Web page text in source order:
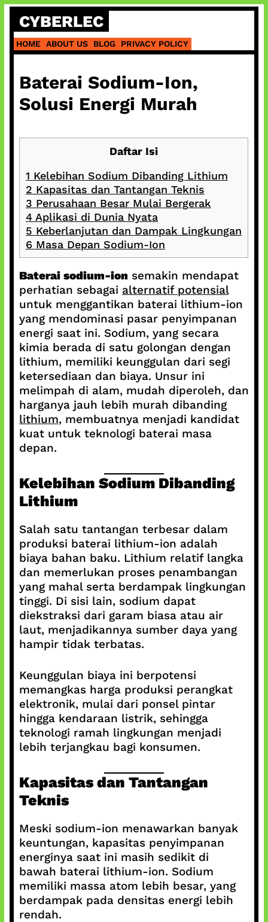
Skip
content
CYBERLEC
HOME ABOUT US BLOG PRIVACY POLICY
Baterai Sodium-Ion,
Solusi Energi Murah
Daftar Isi
1 Kelebihan Sodium Dibanding Lithium
2 Kapasitas dan Tantangan Teknis
3 Perusahaan Besar Mulai Bergerak
4Aplikasi di Dunia Nyata
5 Keberlanjutan dan Dampak Lingkungan
6 Masa Depan Sodium-Ion
Baterai sodium-ion semakin mendapat
perhatian sebagai alternatif potensial
untuk menggantikan baterai lithium-ion
yang mendominasi pasar penyimpanan
energi saat ini. Sodium, yang secara
kimia berada di satu golongan dengan
lithium, memiliki keunggulan dari segi
ketersediaan dan biaya. Unsur ini
melimpah di alam, mudah diperoleh, dan
harganya jauh lebih murah dibanding
lithium, membuatnya menjadi kandidat
kuat untuk teknologi baterai masa
depan.
Kelebihan Sodium Dibanding
Lithium
Salah satu tantangan terbesar dalam
produksi baterai lithium-ion adalah
biaya bahan baku. Lithium relatif langka
dan memerlukan proses penambangan
yang mahal serta berdampak lingkungan
tinggi. Di sisi lain, sodium dapat
diekstraksi dari garam biasa atau air
laut, menjadikannya sumber daya yang
hampir tidak terbatas.
Keunggulan biaya ini berpotensi
memangkas harga produksi perangkat
elektronik, mulai dari ponsel pintar
hingga kendaraan listrik, sehingga
teknologi ramah lingkungan menjadi
lebih terjangkau bagi konsumen.
Kapasitas dan Tantangan
Teknis
Meski sodium-ion menawarkan banyak
keuntungan, kapasitas penyimpanan
energinya saat ini masih sedikit di
bawah baterai lithium-ion. Sodium
memiliki massa atom lebih besar, yang
berdampak pada densitas energi lebih
rendah.